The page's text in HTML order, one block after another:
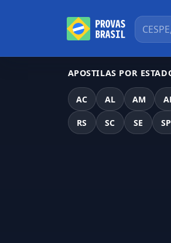
APOSTILAS POR
AC AL AM
RS SC SE SP